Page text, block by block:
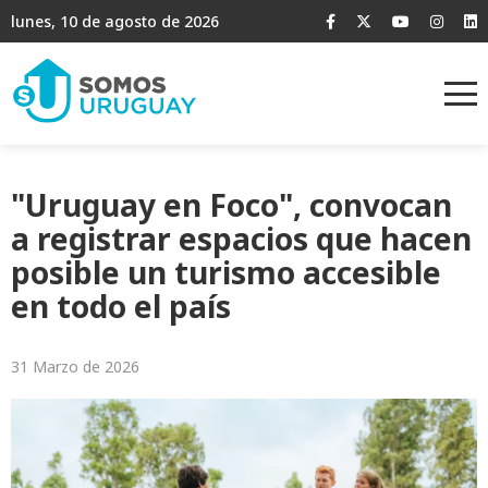
lunes, 10 de agosto de 2026
"Uruguay en Foco", convocan
a registrar espacios que hacen
posible un turismo accesible
en todo el país
31 Marzo de 2026